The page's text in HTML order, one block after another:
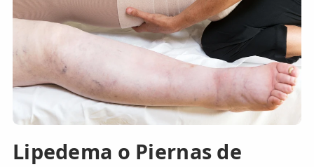
Lipedema o Piernas de